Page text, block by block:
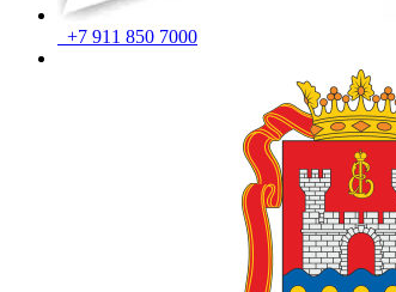
+7 911 850 7000